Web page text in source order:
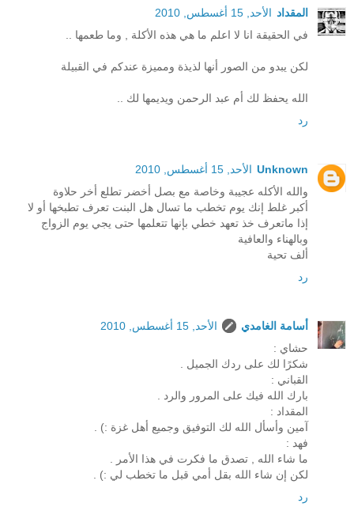
المقداد الأحد, 15 أغسطس, 2010
في الحقيقة انا لا اعلم ما هي هذه الأكلة , وما طعمها ..
لكن يبدو من الصور أنها لذيذة ومميزة عندكم في القبيلة
الله يحفظ لك أم عبد الرحمن ويديمها لك ..
رد
Unknown الأحد, 15 أغسطس, 2010
والله الأكله عجيبة وخاصة مع بصل أخضر تطلع أخر حلاوة
أكبر غلط إنك يوم تخطب ما تسال هل البنت تعرف تطبخها أو لا
إذا ماتعرف خذ تعهد خطي بإنها تتعلمها حتى يجي يوم الزواج
وبالهناء والعافية
ألف تحية
رد
أسامة الغامدي
الأحد, 15 أغسطس, 2010
حشاي :
شكرًا لك على ردك الجميل .
القباني :
بارك الله فيك على المرور والرد .
المقداد :
آمين وأسأل الله لك التوفيق وجميع أهل غزة :) .
فهد :
ما شاء الله , تصدق ما فكرت في هذا الأمر .
لكن إن شاء الله بقل أمي قبل ما تخطب لي :) .
رد